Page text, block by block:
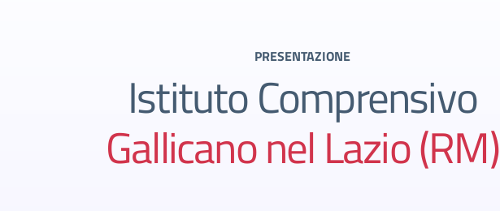
PRESENTAZIONE
Istituto Comprensivo
Gallicano nel Lazio (RM)